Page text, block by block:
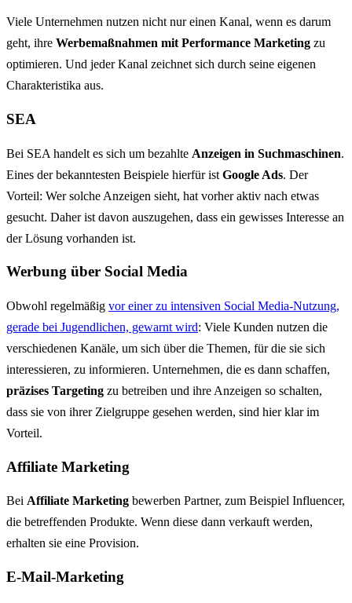
Viele Unternehmen nutzen nicht nur einen Kanal, wenn es darum
geht, ihre Werbemaßnahmen mit Performance Marketing zu
optimieren. Und jeder Kanal zeichnet sich durch seine eigenen
Charakteristika aus.
SEA
Bei SEA handelt es sich um bezahlte Anzeigen in Suchmaschinen.
Eines der bekanntesten Beispiele hierfür ist Google Ads. Der
Vorteil: Wer solche Anzeigen sieht, hat vorher aktiv nach etwas
gesucht. Daher ist davon auszugehen, dass ein gewisses Interesse an
der Lösung vorhanden ist.
Werbung über Social Media
Obwohl regelmäßig vor einer zu intensiven Social Media-Nutzung,
gerade bei Jugendlichen, gewarnt wird: Viele Kunden nutzen die
verschiedenen Kanäle, um sich über die Themen, für die sie sich
interessieren, zu informieren. Unternehmen, die es dann schaffen,
präzises Targeting zu betreiben und ihre Anzeigen so schalten,
dass sie von ihrer Zielgruppe gesehen werden, sind hier klar im
Vorteil.
Affiliate Marketing
Bei Affiliate Marketing bewerben Partner, zum Beispiel Influencer,
die betreffenden Produkte. Wenn diese dann verkauft werden,
erhalten sie eine Provision.
E-Mail-Marketing